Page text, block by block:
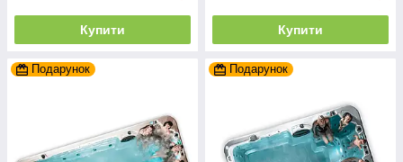
Купити Купити
Подарунок Подарунок